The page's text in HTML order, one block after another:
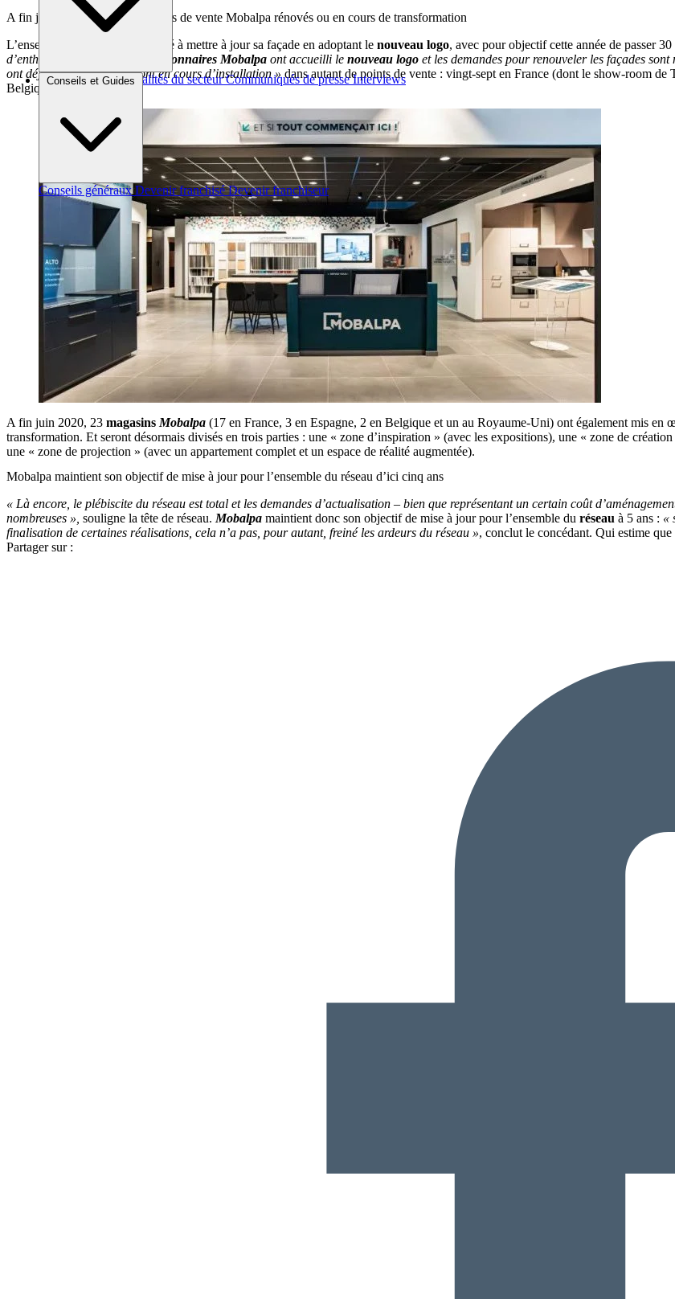
Brèves et actus Actualités du secteur Communiqués de presse Interviews
Conseils et Guides
Conseils généraux Devenir franchisé Devenir franchiseur
A fin juin, 32 façades et 23 points de vente Mobalpa rénovés ou en cours de transformation
L’ensemble du réseau a été invité à mettre à jour sa façade en adoptant le nouveau logo, avec pour objectif cette année de passer
d’enthousiasme que les
concessionnaires Mobalpa ont accueilli le nouveau logo et les demandes pour renouveler les façades sont
ont déjà été installées ou sont en cours d’installation »dans autant de points de vente : vingt-sept en France (dont le show-room
Belgique.
A fin juin 2020, 23 magasins Mobalpa (17 en France, 3 en Espagne, 2 en Belgique et un au Royaume-Uni) ont également mis en
transformation. Et seront désormais divisés en trois parties : une « zone d’inspiration » (avec les expositions), une « zone de
une « zone de projection » (avec un appartement complet et un espace de réalité augmentée).
Mobalpa maintient son objectif de mise à jour pour l’ensemble du réseau d’ici cinq ans
« Là encore, le plébiscite du réseau est total et les demandes d’actualisation – bien que représentant un certain coût
nombreuses », souligne la tête de réseau. Mobalpa maintient donc son objectif de mise à jour pour l’ensemble du réseau à 5 ans : «
finalisation de certaines réalisations, cela n’a pas, pour autant, freiné les ardeurs du réseau », conclut le concédant. Qui estime que
Partager sur :